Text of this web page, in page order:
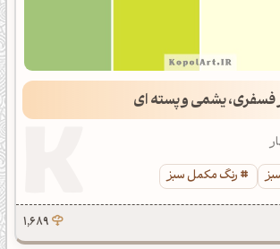
فسفری، یشمی و پسته ای
رنگ مکمل سبز
1,689